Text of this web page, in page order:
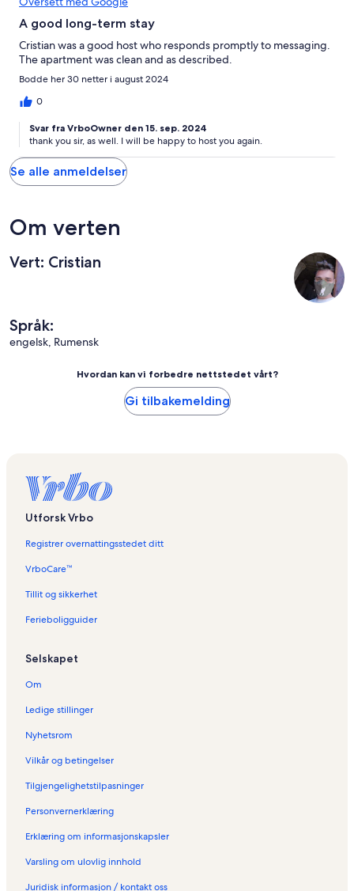
A good long-term stay
Cristian was a good host who responds promptly to messaging.
The apartment was clean and as described.
Bodde her 30 netter i august 2024
0
Svar fra VrboOwner den 15. sep. 2024
thank you sir, as well. I will be happy to host you again.
Se alle anmeldelser
Om verten
Vert: Cristian
Språk:
engelsk, Rumensk
Hvordan kan vi forbedre nettstedet vårt?
Gi tilbakemelding
Utforsk Vrbo
Registrer overnattingsstedet ditt
VrboCare™
Tillit og sikkerhet
Ferieboligguider
Selskapet
Om
Ledige stillinger
Nyhetsrom
Vilkår og betingelser
Tilgjengelighetstilpasninger
Personvernerklæring
Erklæring om informasjonskapsler
Varsling om ulovlig innhold
Juridisk informasjon / kontakt oss